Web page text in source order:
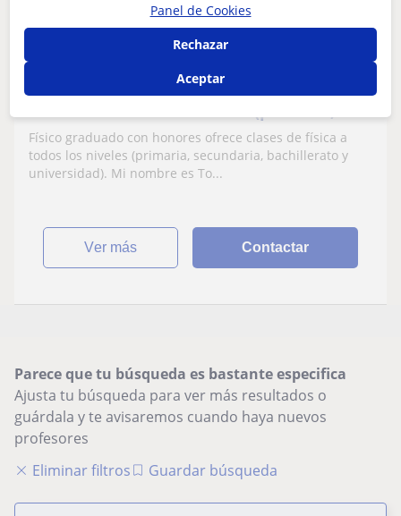
Físico graduado en honores ofrece clases
secundaria, bachillerato y universidad)
Físico graduado con honores ofrece clases de física a
todos los niveles (primaria, secundaria, bachillerato y
universidad). Mi nombre es To...
ver más Contactar
Parece que tu búsqueda es bastante especifica
Ajusta tu búsqueda para ver más resultados o
guárdala y te avisaremos cuando haya nuevos
profesores
Eliminar filtros
Guardar búsqueda
Panel de Cookies
Rechazar
Aceptar